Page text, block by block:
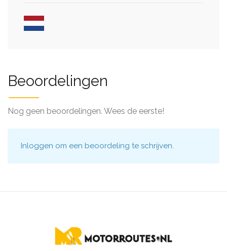
Beoordelingen
Nog geen beoordelingen. Wees de eerste!
Inloggen om een beoordeling te schrijven.